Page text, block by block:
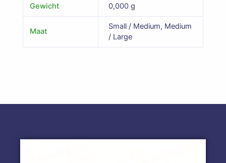
Gewicht 0,000 g
Maat
Small / Medium, Medium
/ Large